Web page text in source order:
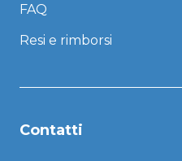
FAQ
Resi e rimborsi
Contatti